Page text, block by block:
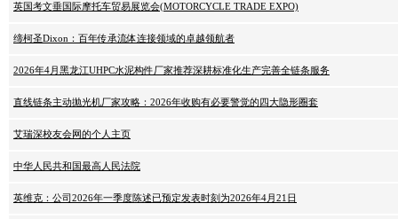
英国考文垂国际摩托车贸易展览会(MOTORCYCLE TRADE EXPO)
缔柯圣Dixon：百年传承流体连接领域的卓越领航者
2026年4月黑龙江UHPC水泥构件厂家推荐深耕标准化生产完善全链条服务
直线链条主动抛光机厂家攻略：2026年收购有必要警觉的四大隐形圈套
艾瑞深校友会网的个人主页
中华人民共和国最高人民法院
英维克：公司2026年一季度陈述已预定发表时刻为2026年4月21日